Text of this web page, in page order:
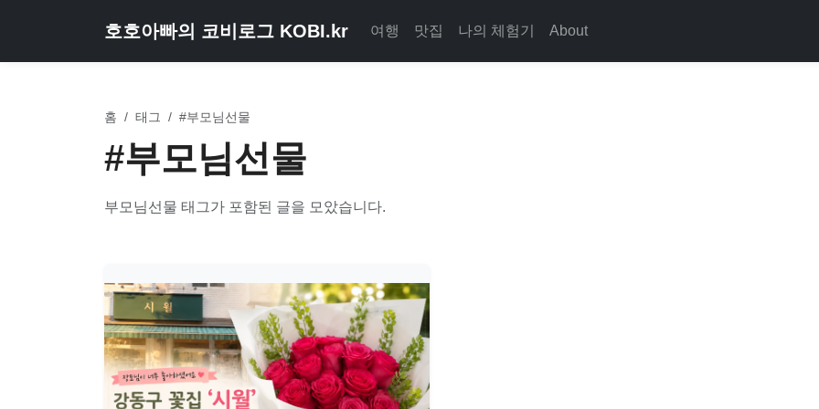
호호아빠의 코비로그 KOBI.kr 여행 맛집 나의 체험기 About
홈 / 태그 / #부모님선물
#부모님선물
부모님선물 태그가 포함된 글을 모았습니다.